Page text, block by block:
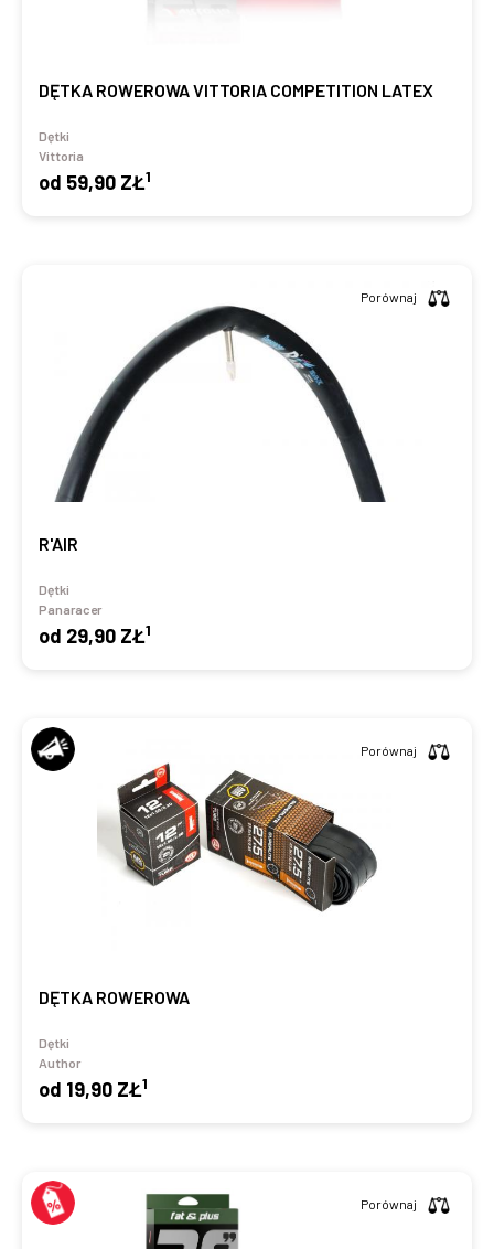
DĘTKA ROWEROWA VITTORIA COMPETITION LATEX
Dętki
Vittoria
od 59,90 ZŁ1
R'AIR
Dętki
Panaracer
od 29,90 ZŁ1
Porównaj
DĘTKA ROWEROWA
Dętki
Author
od 19,90 ZŁ1
Porównaj
Porównaj